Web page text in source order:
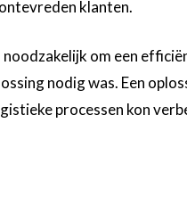
klanten.
om een
nodig was. Een
processen kon